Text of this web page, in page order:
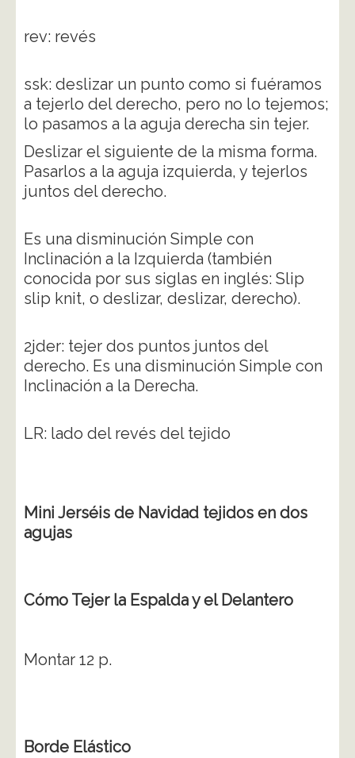
rev: revés
ssk: deslizar un punto como si fuéramos
a tejerlo del derecho, pero no lo tejemos;
lo pasamos a la aguja derecha sin tejer.
Deslizar el siguiente de la misma forma.
Pasarlos a la aguja izquierda, y tejerlos
juntos del derecho.
Es una disminución Simple con
Inclinación a la Izquierda (también
conocida por sus siglas en inglés: Slip
slip knit, o deslizar, deslizar, derecho).
2jder: tejer dos puntos juntos del
derecho. Es una disminución Simple con
Inclinación a la Derecha.
LR: lado del revés del tejido
Mini Jerséis de Navidad tejidos en dos
agujas
Cómo Tejer la Espalda y el Delantero
Montar 12 p.
Borde Elástico